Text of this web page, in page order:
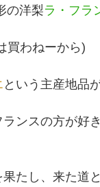
の洋梨ラ・フラ
買わねーから)
という主産地品
ンスの方が好
たし、来た道